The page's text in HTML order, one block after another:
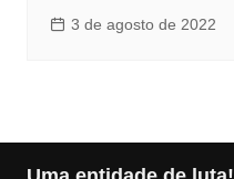
3 de agosto de 2022